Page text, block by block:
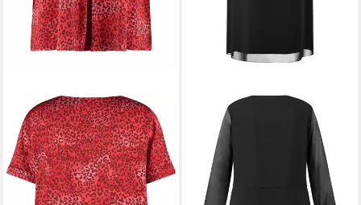
SAMOONShirtbluse
49,99 € UVP79,99 €
-38%